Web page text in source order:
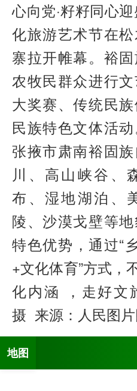
心向党·籽籽同心
化旅游艺术节在
寨拉开帷幕。裕
农牧民群众进行
大奖赛、传统民
民族特色文体活
张掖市肃南裕固
川、高山峡谷、
布、湿地湖泊、
陵、沙漠戈壁等
特色优势，通过“
+文化体育”方式，
化内涵 ，走好文
摄 来源：人民图
地图